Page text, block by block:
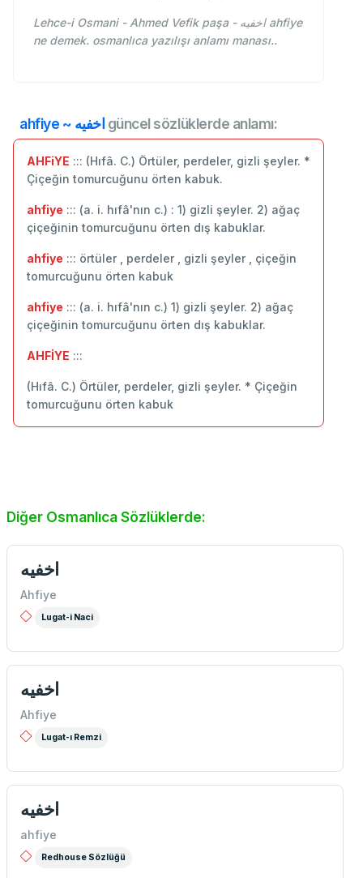
Lehce-i Osmani - Ahmed Vefik paşa - اخفيه ahfiye
ne demek. osmanlıca yazılışı anlamı manası..
ahfiye ~ اخفيه güncel sözlüklerde anlamı:
AHFiYE ::: (Hıfâ. C.) Örtüler, perdeler, gizli şeyler. *
Çiçeğin tomurcuğunu örten kabuk.
ahfiye ::: (a. i. hıfâ'nın c.) : 1) gizli şeyler. 2) ağaç
çiçeğinin tomurcuğunu örten dış kabuklar.
ahfiye ::: örtüler , perdeler , gizli şeyler , çiçeğin
tomurcuğunu örten kabuk
ahfiye ::: (a. i. hıfâ'nın c.) 1) gizli şeyler. 2) ağaç
çiçeğinin tomurcuğunu örten dış kabuklar.
AHFİYE :::
(Hıfâ. C.) Örtüler, perdeler, gizli şeyler. * Çiçeğin
tomurcuğunu örten kabuk
Diğer Osmanlıca Sözlüklerde:
اخفيه
Ahfiye
Lugat-i Naci
اخفيه
Ahfiye
Lugat-ı Remzi
اخفيه
ahfiye
Redhouse Sözlüğü